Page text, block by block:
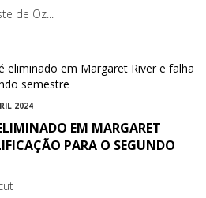
de Oz...
2024
EM MARGARET
PARA O SEGUNDO